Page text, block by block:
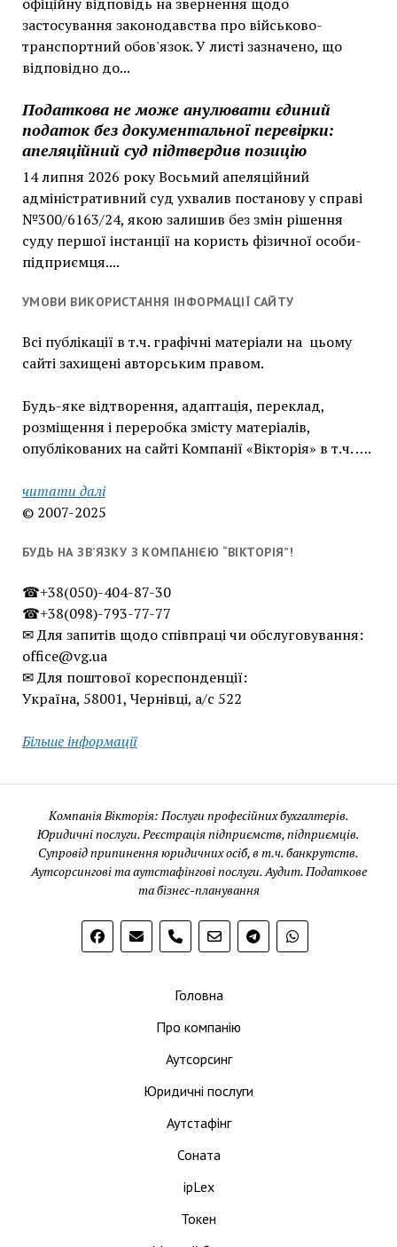
застосування законодавства про військово-
транспортний обов'язок. У листі зазначено, що
відповідно до...
Податкова не може анулювати єдиний
податок без документальної перевірки:
апеляційний суд підтвердив позицію
14 липня 2026 року Восьмий апеляційний
адміністративний суд ухвалив постанову у справі
№300/6163/24, якою залишив без змін рішення
суду першої інстанції на користь фізичної особи-
підприємця....
УМОВИ ВИКОРИСТАННЯ ІНФОРМАЦІЇ САЙТУ
Всі публікації в т.ч. графічні матеріали на цьому
сайті захищені авторським правом.
Будь-яке відтворення, адаптація, переклад,
розміщення і переробка змісту матеріалів,
опублікованих на сайті Компанії «Вікторія» в т.ч. ….
читати далі
© 2007-2025
БУДЬ НА ЗВ’ЯЗКУ З КОМПАНІЄЮ “ВІКТОРІЯ”!
☎+38(050)-404-87-30
☎+38(098)-793-77-77
✉ Для запитів щодо співпраці чи обслуговування:
office@vg.ua
✉ Для поштової кореспонденції:
Україна, 58001, Чернівці, а/с 522
Більше інформації
Компанія Вікторія: Послуги професійних бухгалтерів.
Юридичні послуги. Реєстрація підприємств, підприємців.
Супровід припинення юридичних осіб, в т.ч. банкрутств.
Аутсорсингові та аутстафінгові послуги. Аудит. Податкове
та бізнес-планування
phone
Головна
Про компанію
Аутсорсинг
Юридичні послуги
Аутстафінг
Соната
ipLex
Токен